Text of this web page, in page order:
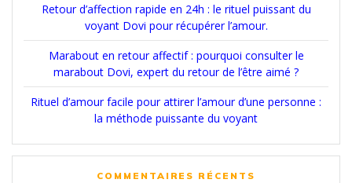
Retour d’affection rapide en 24h : le rituel puissant du
voyant Dovi pour récupérer l’amour.
Marabout en retour affectif : pourquoi consulter le
marabout Dovi, expert du retour de l’être aimé ?
Rituel d’amour facile pour attirer l’amour d’une personne :
la méthode puissante du voyant
COMMENTAIRES RÉCENTS